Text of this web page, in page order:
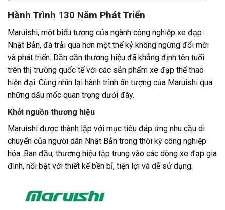
Hành Trình 130 Năm Phát Triển
Maruishi, một biểu tượng của ngành công nghiệp xe đạp
Nhật Bản, đã trải qua hơn một thế kỷ không ngừng đổi mới
và phát triển. Dần dần thương hiệu đã khẳng định tên tuổi
trên thị trường quốc tế với các sản phẩm xe đạp thể thao
hiện đại. Cùng nhìn lại hành trình ấn tượng của Maruishi qua
những dấu mốc quan trọng dưới đây.
Khởi nguồn thương hiệu
Maruishi được thành lập với mục tiêu đáp ứng nhu cầu di
chuyển của người dân Nhật Bản trong thời kỳ công nghiệp
hóa. Ban đầu, thương hiệu tập trung vào các dòng xe đạp gia
đình, nổi bật với thiết kế bền bỉ, tiện lợi và dễ sử dụng.